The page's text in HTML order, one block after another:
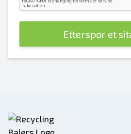
Etterspør et